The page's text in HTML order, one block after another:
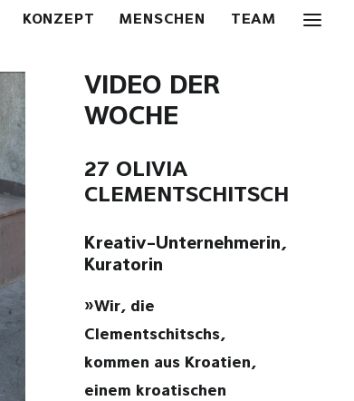
KONZEPT MENSCHEN TEAM
VIDEO DER
WOCHE
27 OLIVIA
CLEMENTSCHITSCH
Kreativ-Unternehmerin,
Kuratorin
»Wir, die
Clementschitschs,
kommen aus Kroatien,
einem kroatischen